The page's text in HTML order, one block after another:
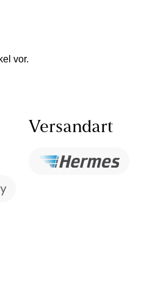
vor.
Versandart